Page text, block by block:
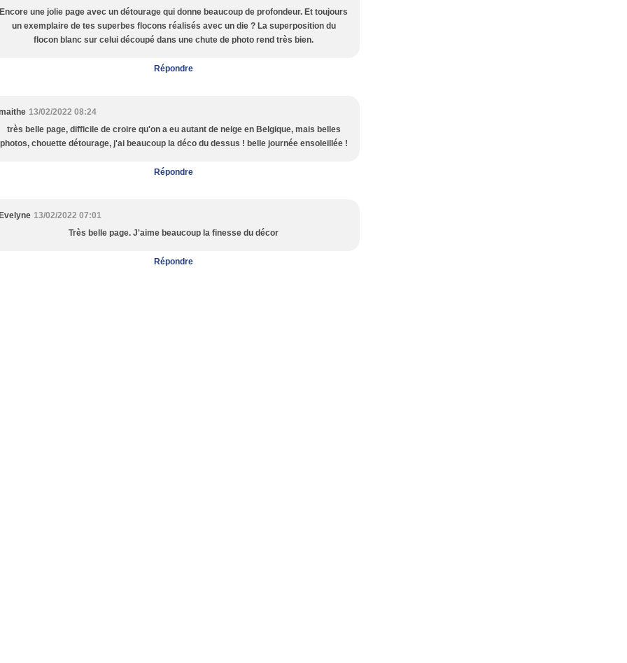
Encore une jolie page avec un détourage qui donne beaucoup de profondeur. Et toujours
un exemplaire de tes superbes flocons réalisés avec un die ? La superposition du
flocon blanc sur celui découpé dans une chute de photo rend très bien.
Répondre
13/02/2022 08:24
très belle page, difficile de croire qu'on a eu autant de neige en Belgique, mais belles
photos, chouette détourage, j'ai beaucoup la déco du dessus ! belle journée ensoleillée !
Répondre
13/02/2022 07:01
Très belle page. J'aime beaucoup la finesse du décor
Répondre